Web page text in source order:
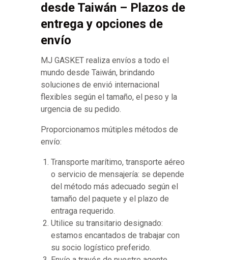
desde Taiwán – Plazos de
entrega y opciones de
envío
MJ GASKET realiza envíos a todo el
mundo desde Taiwán, brindando
soluciones de envió internacional
flexibles según el tamaño, el peso y la
urgencia de su pedido.
Proporcionamos mútiples métodos de
envío:
Transporte marítimo, transporte aéreo
o servicio de mensajería: se depende
del método más adecuado según el
tamaño del paquete y el plazo de
entraga requerido.
Utilice su transitario designado:
estamos encantados de trabajar con
su socio logístico preferido.